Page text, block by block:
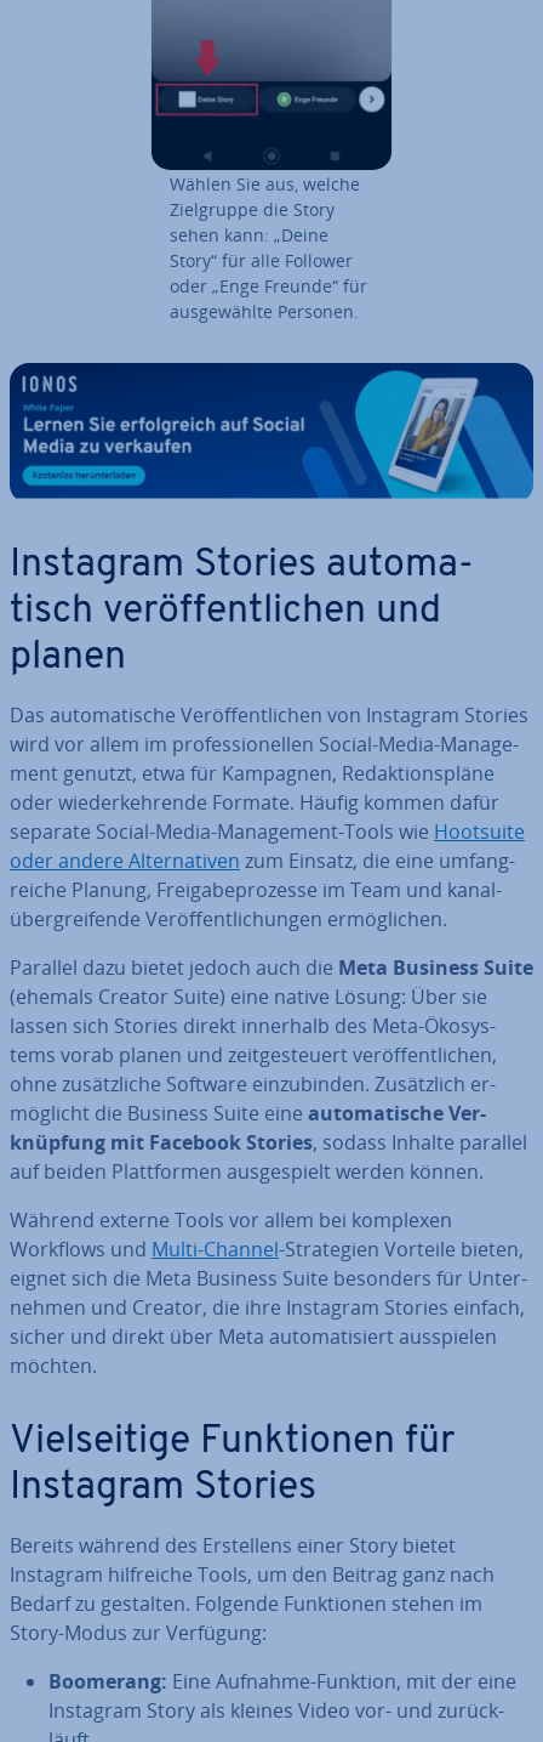
Wählen Sie aus, welche
Ziel­grup­pe die Story
sehen kann: „Deine
Story“ für alle Follower
oder „Enge Freunde“ für
aus­ge­wähl­te Personen.
Instagram Stories au­to­ma­
tisch ver­öf­fent­li­chen und
planen
Das au­to­ma­ti­sche Ver­öf­fent­li­chen von Instagram Stories
wird vor allem im pro­fes­sio­nel­len Social-Media-Ma­nage­
ment genutzt, etwa für Kampagnen, Re­dak­ti­ons­plä­ne
oder wie­der­keh­ren­de Formate. Häufig kommen dafür
separate Social-Media-Ma­nage­ment-Tools wie Hootsuite
oder andere Al­ter­na­ti­ven zum Einsatz, die eine um­fang­
rei­che Planung, Frei­ga­be­pro­zes­se im Team und ka­nal­
über­grei­fen­de Ver­öf­fent­li­chun­gen er­mög­li­chen.
Parallel dazu bietet jedoch auch die Meta Business Suite
(ehemals Creator Suite) eine native Lösung: Über sie
lassen sich Stories direkt innerhalb des Meta-Öko­sys­
tems vorab planen und zeit­ge­steu­ert ver­öf­fent­li­chen,
ohne zu­sätz­li­che Software ein­zu­bin­den. Zu­sätz­lich er­
mög­licht die Business Suite eine au­to­ma­ti­sche Ver­
knüp­fung mit Facebook Stories, sodass Inhalte parallel
auf beiden Platt­for­men aus­ge­spielt werden können.
Während externe Tools vor allem bei komplexen
Workflows und Multi-Channel-Stra­te­gien Vorteile bieten,
eignet sich die Meta Business Suite besonders für Un­ter­
neh­men und Creator, die ihre Instagram Stories einfach,
sicher und direkt über Meta au­to­ma­ti­siert aus­spie­len
möchten.
Viel­sei­ti­ge Funk­tio­nen für
Instagram Stories
Bereits während des Er­stel­lens einer Story bietet
Instagram hilf­rei­che Tools, um den Beitrag ganz nach
Bedarf zu gestalten. Folgende Funk­tio­nen stehen im
Story-Modus zur Verfügung:
Boomerang: Eine Aufnahme-Funktion, mit der eine
Instagram Story als kleines Video vor- und zu­rück­